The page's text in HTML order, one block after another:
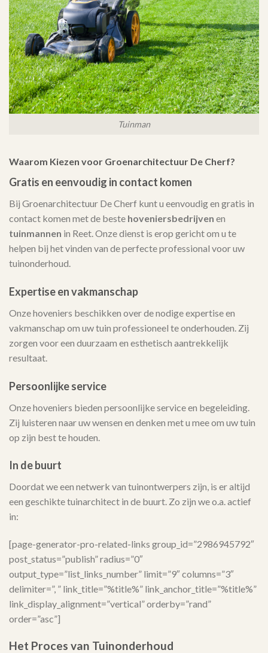
Tuinman
Waarom Kiezen voor Groenarchitectuur De Cherf?
Gratis en eenvoudig in contact komen
Bij Groenarchitectuur De Cherf kunt u eenvoudig en gratis in
contact komen met de beste hoveniersbedrijven en
tuinmannen in Reet. Onze dienst is erop gericht om u te
helpen bij het vinden van de perfecte professional voor uw
tuinonderhoud.
Expertise en vakmanschap
Onze hoveniers beschikken over de nodige expertise en
vakmanschap om uw tuin professioneel te onderhouden. Zij
zorgen voor een duurzaam en esthetisch aantrekkelijk
resultaat.
Persoonlijke service
Onze hoveniers bieden persoonlijke service en begeleiding.
Zij luisteren naar uw wensen en denken met u mee om uw tuin
op zijn best te houden.
In de buurt
Doordat we een netwerk van tuinontwerpers zijn, is er altijd
een geschikte tuinarchitect in de buurt. Zo zijn we o.a. actief
in:
[page-generator-pro-related-links group_id=”2986945792″
post_status=”publish” radius=”0″
output_type=”list_links_number” limit=”9″ columns=”3″
delimiter=”, ” link_title=”%title%” link_anchor_title=”%title%”
link_display_alignment=”vertical” orderby=”rand”
order=”asc”]
Het Proces van Tuinonderhoud